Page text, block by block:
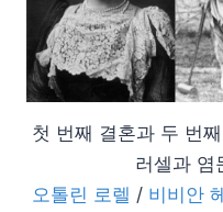
첫 번째 결혼과 두 번
러셀과 염
오톨린 로렐 / 비비안